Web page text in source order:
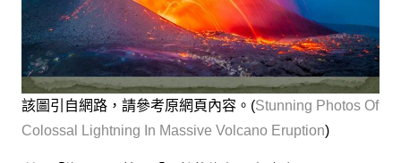
該圖引自網路，請參考原網頁內容。(Stunning Photos Of
Colossal Lightning In Massive Volcano Eruption)